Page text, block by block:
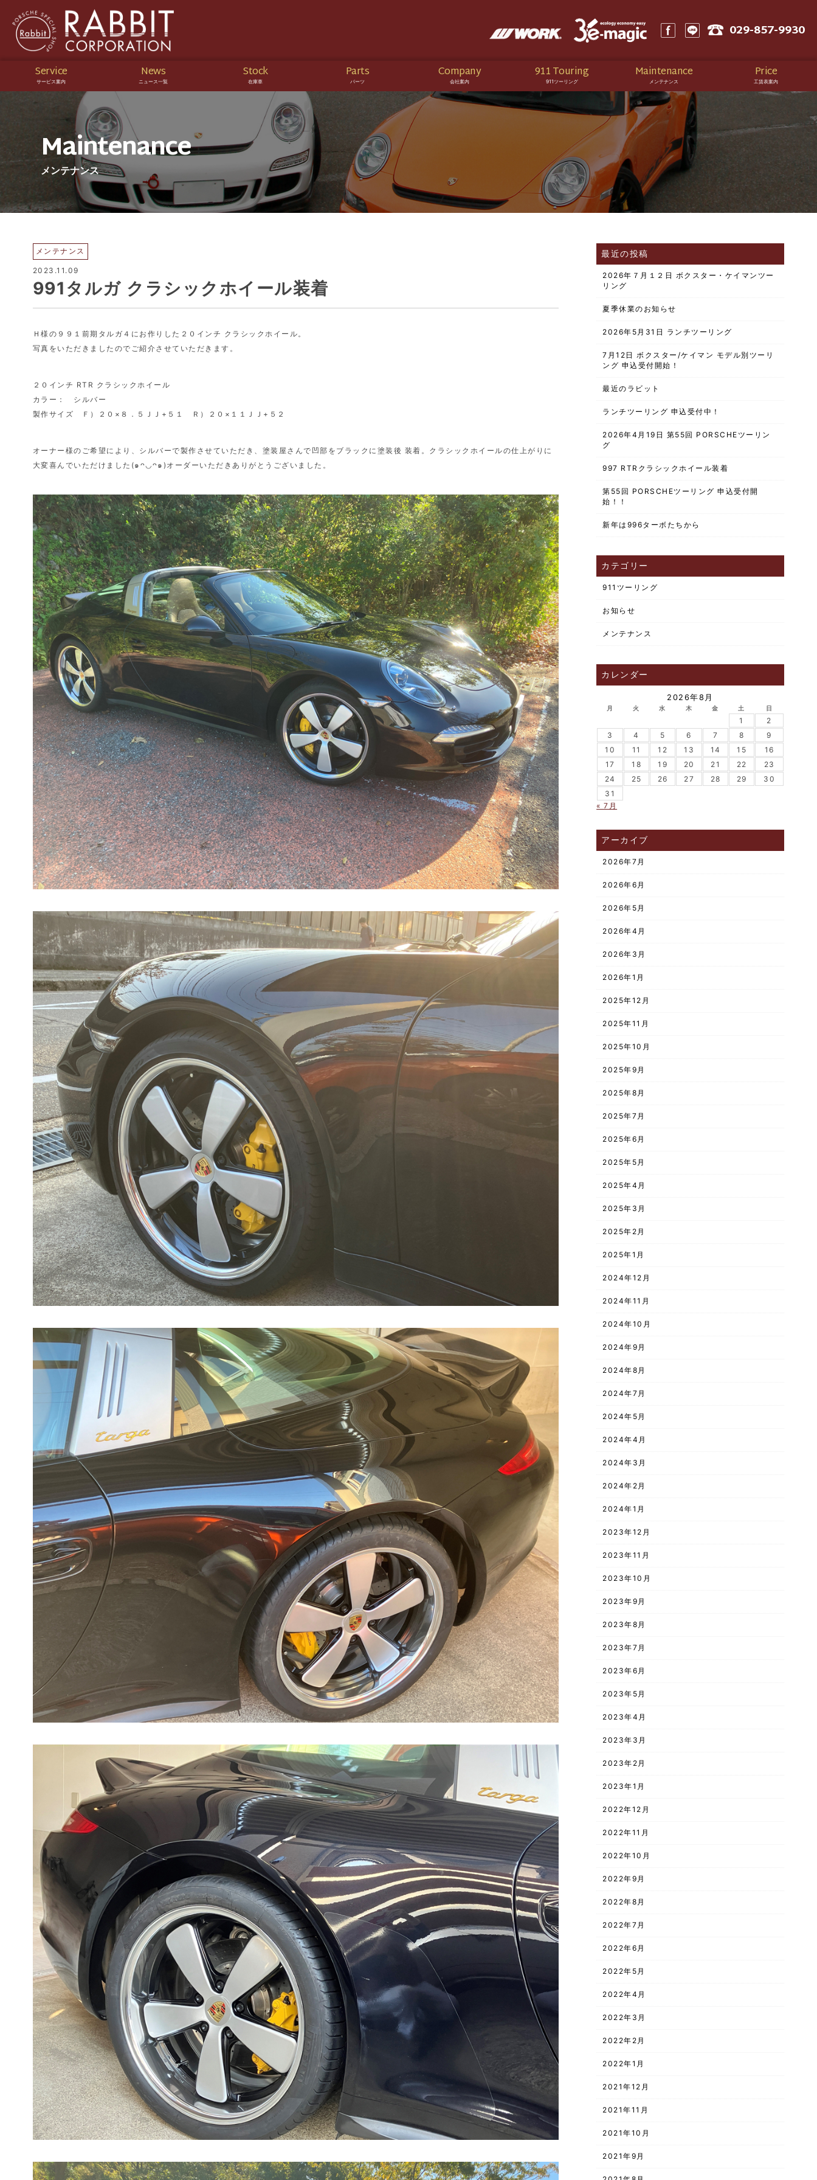
029-857-9930
Service
サービス案内
News
ニュース一覧
Stock
在庫車
Parts
パーツ
Company
会社案内
911 Touring
911ツーリング
Maintenance
メンテナンス
Price
工賃表案内
Maintenance
メンテナンス
メンテナンス
2023.11.09
991タルガ クラシックホイール装着
Ｈ様の９９１前期タルガ４にお作りした２０インチ クラシックホイール。
写真をいただきましたのでご紹介させていただきます。
２０インチ RTR クラシックホイール
カラー： シルバー
製作サイズ Ｆ）２０×８．５ＪＪ+５１ Ｒ）２０×１１ＪＪ+５２
オーナー様のご希望により、シルバーで製作させていただき、塗装屋さんで凹部をブラックに塗装後 装着。クラシックホイールの仕上がりに
大変喜んでいただけました(๑ᴖ◡ᴖ๑)オーダーいただきありがとうございました。
最近の投稿
2026年７月１２日 ボクスター・ケイマンツー
リング
夏季休業のお知らせ
2026年5月31日 ランチツーリング
7月12日 ボクスター/ケイマン モデル別ツーリ
ング 申込受付開始！
最近のラビット
ランチツーリング 申込受付中！
2026年4月19日 第55回 PORSCHEツーリン
グ
997 RTRクラシックホイール装着
第55回 PORSCHEツーリング 申込受付開
始！！
新年は996ターボたちから
カテゴリー
911ツーリング
お知らせ
メンテナンス
カレンダー
2026年8月
月 火 水 木 金 土 日
1
2
3
4 5 6 7 8
9
10
11 12 13 14 15
16
17
18 19 20 21 22
23
24
25 26 27 28 29
30
31
« 7月
アーカイブ
2026年7月
2026年6月
2026年5月
2026年4月
2026年3月
2026年1月
2025年12月
2025年11月
2025年10月
2025年9月
2025年8月
2025年7月
2025年6月
2025年5月
2025年4月
2025年3月
2025年2月
2025年1月
2024年12月
2024年11月
2024年10月
2024年9月
2024年8月
2024年7月
2024年5月
2024年4月
2024年3月
2024年2月
2024年1月
2023年12月
2023年11月
2023年10月
2023年9月
2023年8月
2023年7月
2023年6月
2023年5月
2023年4月
2023年3月
2023年2月
2023年1月
2022年12月
2022年11月
2022年10月
2022年9月
2022年8月
2022年7月
2022年6月
2022年5月
2022年4月
2022年3月
2022年2月
2022年1月
2021年12月
2021年11月
2021年10月
2021年9月